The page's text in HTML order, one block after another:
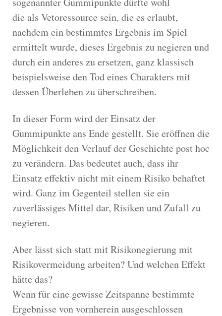
die als Vetoressource sein, die es erlaubt,
nachdem ein bestimmtes Ergebnis im Spiel
ermittelt wurde, dieses Ergebnis zu negieren und
durch ein anderes zu ersetzen, ganz klassisch
beispielsweise den Tod eines Charakters mit
dessen Überleben zu überschreiben.
In dieser Form wird der Einsatz der
Gummipunkte ans Ende gestellt. Sie eröffnen die
Möglichkeit den Verlauf der Geschichte post hoc
zu verändern. Das bedeutet auch, dass ihr
Einsatz effektiv nicht mit einem Risiko behaftet
wird. Ganz im Gegenteil stellen sie ein
zuverlässiges Mittel dar, Risiken und Zufall zu
negieren.
Aber lässt sich statt mit Risikonegierung mit
Risikovermeidung arbeiten? Und welchen Effekt
hätte das?
Wenn für eine gewisse Zeitspanne bestimmte
Ergebnisse von vornherein ausgeschlossen